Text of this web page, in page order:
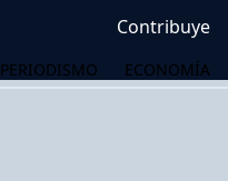
Contribuye
PERIODISMO ECONOMÍA